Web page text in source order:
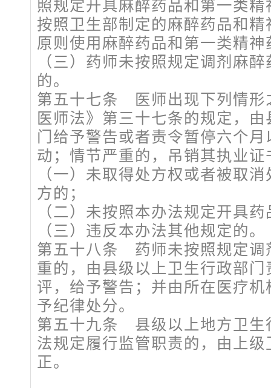
照规定开具麻醉药品和第一类
按照卫生部制定的麻醉药品和
原则使用麻醉药品和第一类精神
（三）药师未按照规定调剂麻
的。
第五十七条 医师出现下列情形
医师法》第三十七条的规定，
门给予警告或者责令暂停六个
动；情节严重的，吊销其执业证
（一）未取得处方权或者被取
方的；
（二）未按照本办法规定开具
（三）违反本办法其他规定的。
第五十八条 药师未按照规定调
重的，由县级以上卫生行政部
评，给予警告；并由所在医疗
予纪律处分。
第五十九条 县级以上地方卫生
法规定履行监管职责的，由上
正。